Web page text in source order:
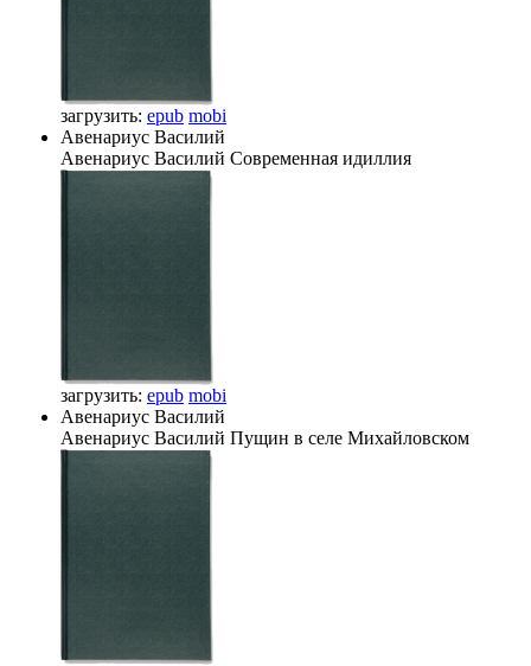
загрузить: epub mobi
Авенариус Василий
Авенариус Василий Современная идиллия
загрузить: epub mobi
Авенариус Василий
Авенариус Василий Пущин в селе Михайловском